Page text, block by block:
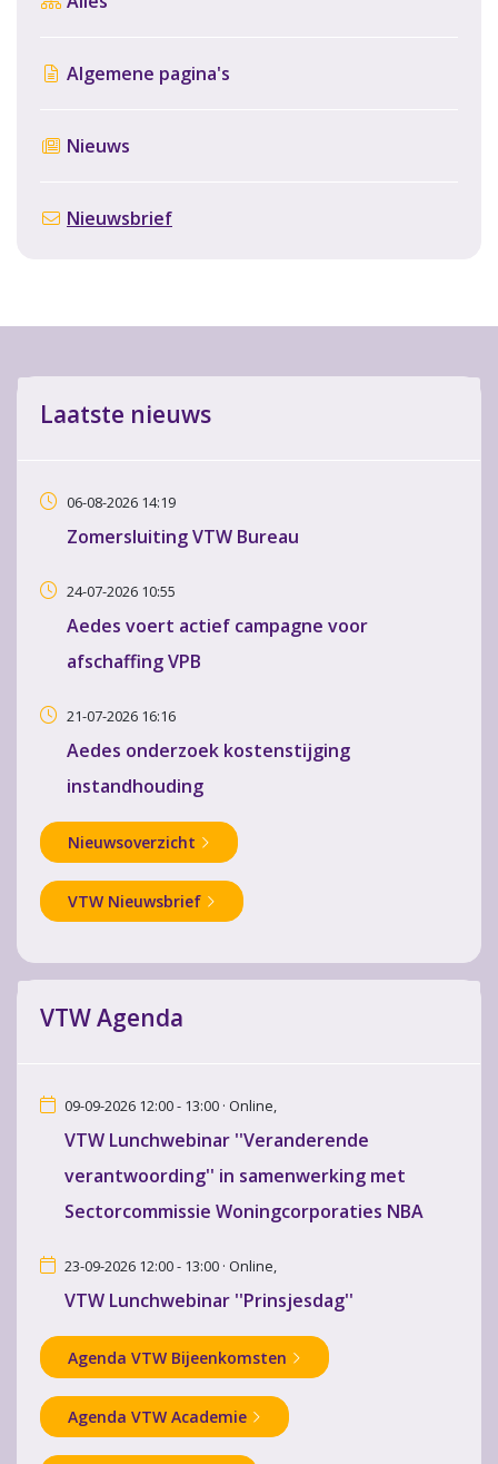
Algemene pagina's
Nieuws
Nieuwsbrief
Laatste nieuws
06-08-2026 14:19
Zomersluiting VTW Bureau
24-07-2026 10:55
Aedes voert actief campagne voor
afschaffing VPB
21-07-2026 16:16
Aedes onderzoek kostenstijging
instandhouding
Nieuwsoverzicht
VTW Nieuwsbrief
VTW Agenda
09-09-2026 12:00 - 13:00 · Online,
VTW Lunchwebinar ''Veranderende
verantwoording'' in samenwerking met
Sectorcommissie Woningcorporaties NBA
23-09-2026 12:00 - 13:00 · Online,
VTW Lunchwebinar ''Prinsjesdag''
Agenda VTW Bijeenkomsten
Agenda VTW Academie